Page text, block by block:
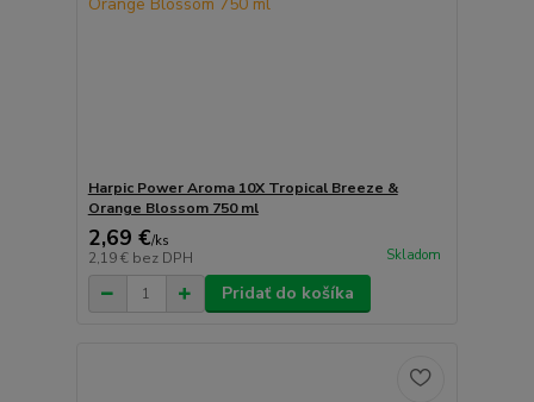
Harpic Power Aroma 10X Tropical Breeze &
Orange Blossom 750 ml
2,69 €/ks
2,19 € bez DPH Skladom
Pridať do košíka